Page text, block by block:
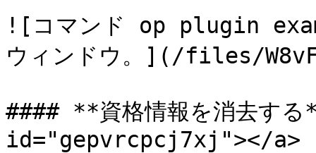
![コマンド op plugin
ウィンドウ。](/files/
#### **資格情報を消去
id="gepvrcpcj7xj"></a>